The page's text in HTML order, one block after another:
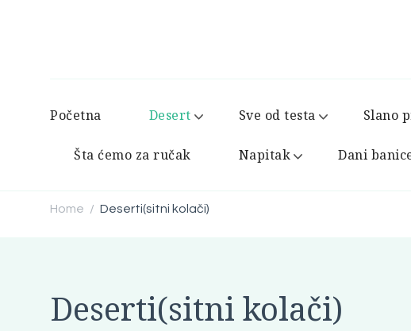
Početna Desert Sve od testa Slano
Šta ćemo za ručak Napitak Dani
Home / Deserti(sitni kolači)
Deserti(sitni kolači)